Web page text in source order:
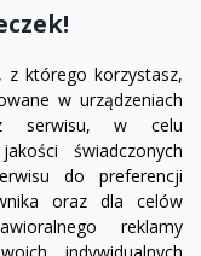
z którego korzystasz,
w urządzeniach
z serwisu, w celu
świadczonych
do preferencji
oraz dla celów
reklamy